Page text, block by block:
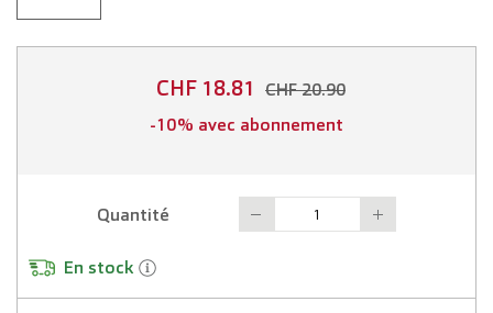
CHF 18.81 CHF 20.90
-10% avec abonnement
Quantité
En stock